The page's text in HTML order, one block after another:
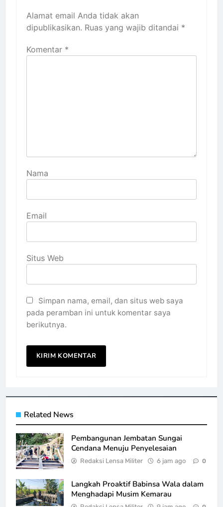
Alamat email Anda tidak akan
dipublikasikan. Ruas yang wajib ditandai *
Komentar *
Nama
Email
Situs Web
Simpan nama, email, dan situs web saya
pada peramban ini untuk komentar saya
berikutnya.
Related News
Pembangunan Jembatan Sungai
Cendana Menuju Penyelesaian
Redaksi Lensa Militer 6 jam ago 0
Langkah Proaktif Babinsa Wala dalam
Menghadapi Musim Kemarau